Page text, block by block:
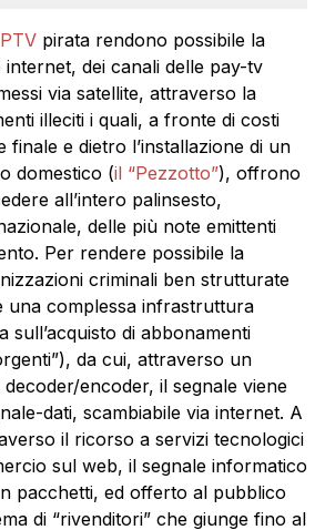
pirata rendono possibile la
dei canali delle pay-tv
via satellite, attraverso la
illeciti i quali, a fronte di costi
finale e dietro l’installazione di un
domestico (il “Pezzotto”), offrono
all’intero palinsesto,
delle più note emittenti
Per rendere possibile la
criminali ben strutturate
una complessa infrastruttura
sull’acquisto di abbonamenti
da cui, attraverso un
encoder, il segnale viene
dati, scambiabile via internet. A
il ricorso a servizi tecnologici
sul web, il segnale informatico
pacchetti, ed offerto al pubblico
di “rivenditori” che giunge fino al